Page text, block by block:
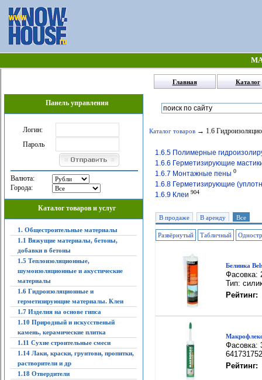
Главная Каталог
Панель управления
Логин:
Пароль
Валюта:
Города:
Каталог товаров и услуг
1. Общестроительные материалы
1.1 Вяжущие материалы, бетоны,
добавки в бетоны
1.5 Теплоизоляционные,
шумоизоляционные и акустические
материалы
1.6 Гидроизоляционные и
герметизирующие материалы. Клеи
1.7 Изделия на основе гипса
1.10 Природный и искусственый
камень, керамические плитка
1.11 Сухие строительные смеси
1.14 Лаки, краски, грунтови, пропитки,
растворители и др
1.18 Отвердители
Каталог товаров→ 1.6
1.6.5 Полимерные
1.6.6 Герметизирующие
1.6.7 Монтажные пены 0
1.6.8 Герметизирующие
1.6.9 Клеи 904
В продаже В аренду Все
Развёрнутый Табличный
Белинка
Фасовка:
Тип:
Рейтинг:
Фасовка:
Рейтинг: